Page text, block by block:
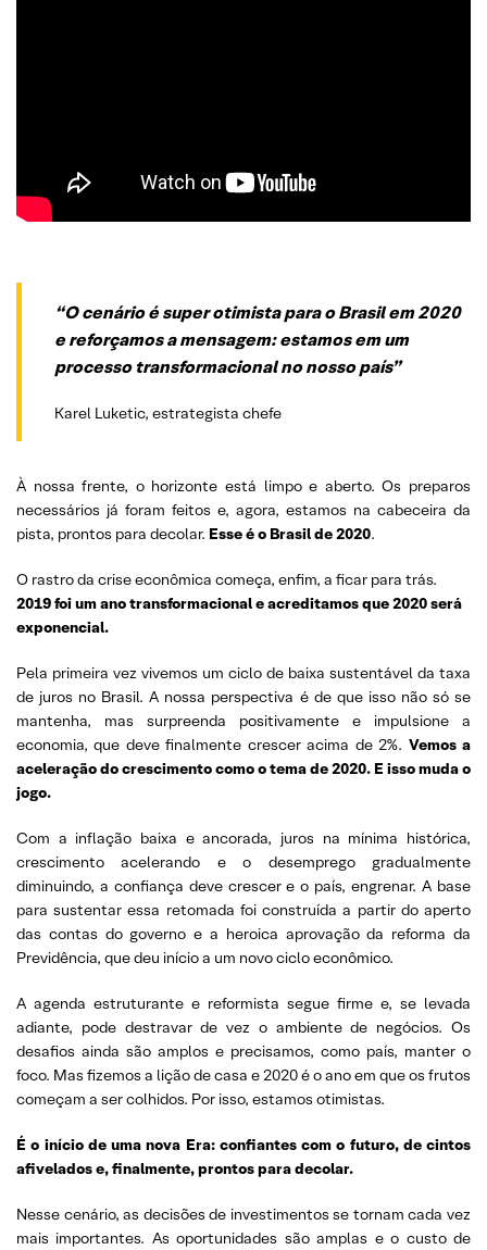
“O cenário é super otimista para o Brasil em 2020
e reforçamos a mensagem: estamos em um
processotransformacional no nosso país”
Karel Luketic, estrategista chefe
À nossa frente, o horizonte está limpo e aberto. Os preparos
necessários já foram feitos e, agora, estamos na cabeceira da
pista, prontos para decolar. Esse é o Brasil de 2020.
O rastro da crise econômica começa, enfim, a ficar para trás.
2019 foi um ano transformacional e acreditamos que 2020 será
exponencial.
Pela primeira vez vivemos um ciclo de baixa sustentável da taxa
de juros no Brasil. A nossa perspectiva é de que isso não só se
mantenha, mas surpreenda positivamente e impulsione a
economia, que deve finalmente crescer acima de 2%. Vemos a
aceleração do crescimento como o tema de 2020. E isso muda o
jogo.
Com a inflação baixa e ancorada, juros na mínima histórica,
crescimento acelerando e o desemprego gradualmente
diminuindo, a confiança deve crescer e o país, engrenar. A base
para sustentar essa retomada foi construída a partir do aperto
das contas do governo e a heroica aprovação da reforma da
Previdência, que deu início a um novo ciclo econômico.
A agenda estruturante e reformista segue firme e, se levada
adiante, pode destravar de vez o ambiente de negócios. Os
desafios ainda são amplos e precisamos, como país, manter o
foco. Mas fizemos a lição de casa e 2020 é o ano em que os frutos
começam a ser colhidos. Por isso, estamos otimistas.
É o início de uma nova Era: confiantes com o futuro, de cintos
afivelados e, finalmente, prontos para decolar.
Nesse cenário, as decisões de investimentos se tornam cada vez
mais importantes. As oportunidades são amplas e o custo de